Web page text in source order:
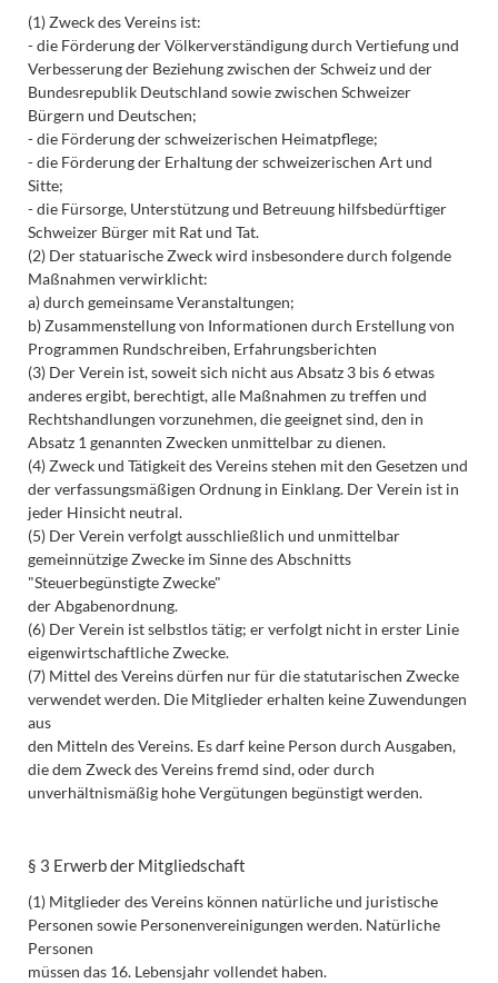
(1) Zweck des Vereins ist:
- die Förderung der Völkerverständigung durch Vertiefung und
Verbesserung der Beziehung zwischen der Schweiz und der
Bundesrepublik Deutschland sowie zwischen Schweizer
Bürgern und Deutschen;
- die Förderung der schweizerischen Heimatpflege;
- die Förderung der Erhaltung der schweizerischen Art und
Sitte;
- die Fürsorge, Unterstützung und Betreuung hilfsbedürftiger
Schweizer Bürger mit Rat und Tat.
(2) Der statuarische Zweck wird insbesondere durch folgende
Maßnahmen verwirklicht:
a) durch gemeinsame Veranstaltungen;
b) Zusammenstellung von Informationen durch Erstellung von
Programmen Rundschreiben, Erfahrungsberichten
(3) Der Verein ist, soweit sich nicht aus Absatz 3 bis 6 etwas
anderes ergibt, berechtigt, alle Maßnahmen zu treffen und
Rechtshandlungen vorzunehmen, die geeignet sind, den in
Absatz 1 genannten Zwecken unmittelbar zu dienen.
(4) Zweck und Tätigkeit des Vereins stehen mit den Gesetzen und
der verfassungsmäßigen Ordnung in Einklang. Der Verein ist in
jeder Hinsicht neutral.
(5) Der Verein verfolgt ausschließlich und unmittelbar
gemeinnützige Zwecke im Sinne des Abschnitts
"Steuerbegünstigte Zwecke"
der Abgabenordnung.
(6) Der Verein ist selbstlos tätig; er verfolgt nicht in erster Linie
eigenwirtschaftliche Zwecke.
(7) Mittel des Vereins dürfen nur für die statutarischen Zwecke
verwendet werden. Die Mitglieder erhalten keine Zuwendungen
aus
den Mitteln des Vereins. Es darf keine Person durch Ausgaben,
die dem Zweck des Vereins fremd sind, oder durch
unverhältnismäßig hohe Vergütungen begünstigt werden.
§ 3 Erwerb der Mitgliedschaft
(1) Mitglieder des Vereins können natürliche und juristische
Personen sowie Personenvereinigungen werden. Natürliche
Personen
müssen das 16. Lebensjahr vollendet haben.